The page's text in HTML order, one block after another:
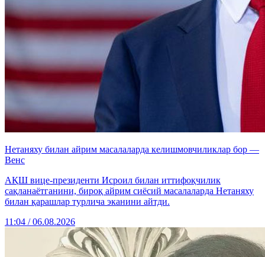
Нетаняху билан айрим масалаларда келишмовчиликлар бор —
Венс
АҚШ вице-президенти Исроил билан иттифоқчилик
сақланаётганини, бироқ айрим сиёсий масалаларда Нетаняху
билан қарашлар турлича эканини айтди.
11:04 / 06.08.2026